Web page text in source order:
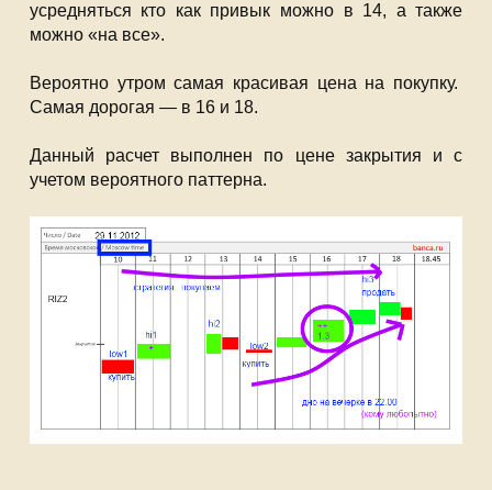
усредняться кто как привык можно в 14, а также
можно «на все».
Вероятно утром самая красивая цена на покупку.
Самая дорогая — в 16 и 18.
Данный расчет выполнен по цене закрытия и с
учетом вероятного паттерна.